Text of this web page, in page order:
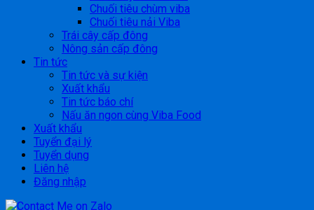
Chuối tiêu chùm viba
Chuối tiêu nải Viba
Trái cây cấp đông
Nông sản cấp đông
Tin tức
Tin tức và sự kiện
Xuất khẩu
Tin tức báo chí
Nấu ăn ngon cùng Viba Food
Xuất khẩu
Tuyển đại lý
Tuyển dụng
Liên hệ
Đăng nhập